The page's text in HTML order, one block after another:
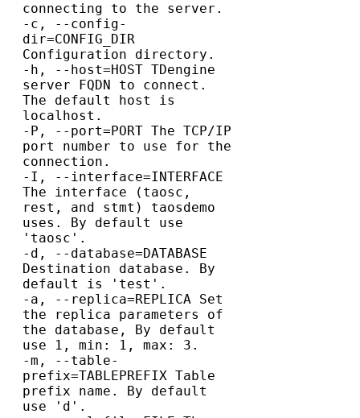
connecting to the server.
-c, --config-
dir=CONFIG_DIR
Configuration directory.
-h, --host=HOST TDengine
server FQDN to connect.
The default host is
localhost.
-P, --port=PORT The TCP/IP
port number to use for the
connection.
-I, --interface=INTERFACE
The interface (taosc,
rest, and stmt) taosdemo
uses. By default use
'taosc'.
-d, --database=DATABASE
Destination database. By
default is 'test'.
-a, --replica=REPLICA Set
the replica parameters of
the database, By default
use 1, min: 1, max: 3.
-m, --table-
prefix=TABLEPREFIX Table
prefix name. By default
use 'd'.